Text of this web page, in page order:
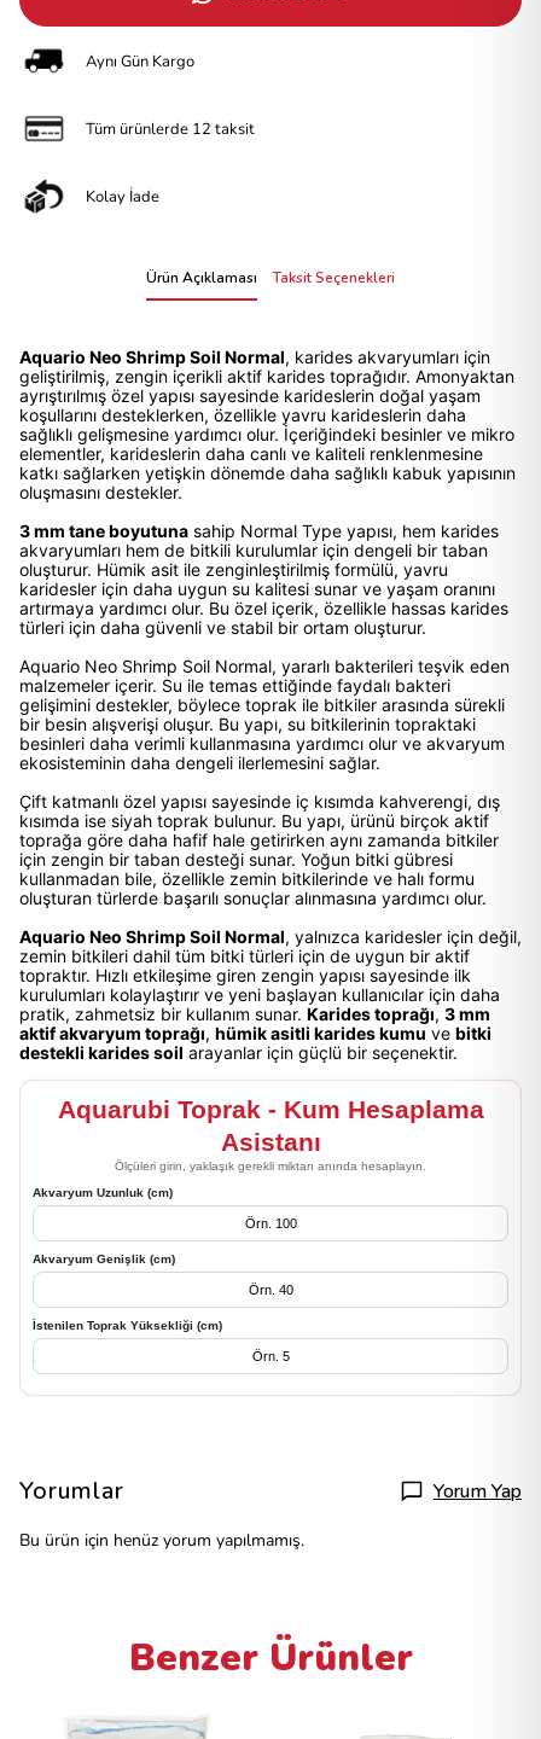
Aynı Gün Kargo
Tüm ürünlerde 12 taksit
Kolay İade
Ürün Açıklaması Taksit Seçenekleri
Aquario Neo Shrimp Soil Normal, karides akvaryumları için
geliştirilmiş, zengin içerikli aktif karides toprağıdır. Amonyaktan
ayrıştırılmış özel yapısı sayesinde karideslerin doğal yaşam
koşullarını desteklerken, özellikle yavru karideslerin daha
sağlıklı gelişmesine yardımcı olur. İçeriğindeki besinler ve mikro
elementler, karideslerin daha canlı ve kaliteli renklenmesine
katkı sağlarken yetişkin dönemde daha sağlıklı kabuk yapısının
oluşmasını destekler.
3 mm tane boyutuna sahip Normal Type yapısı, hem karides
akvaryumları hem de bitkili kurulumlar için dengeli bir taban
oluşturur. Hümik asit ile zenginleştirilmiş formülü, yavru
karidesler için daha uygun su kalitesi sunar ve yaşam oranını
artırmaya yardımcı olur. Bu özel içerik, özellikle hassas karides
türleri için daha güvenli ve stabil bir ortam oluşturur.
Aquario Neo Shrimp Soil Normal, yararlı bakterileri teşvik eden
malzemeler içerir. Su ile temas ettiğinde faydalı bakteri
gelişimini destekler, böylece toprak ile bitkiler arasında sürekli
bir besin alışverişi oluşur. Bu yapı, su bitkilerinin topraktaki
besinleri daha verimli kullanmasına yardımcı olur ve akvaryum
ekosisteminin daha dengeli ilerlemesini sağlar.
Çift katmanlı özel yapısı sayesinde iç kısımda kahverengi, dış
kısımda ise siyah toprak bulunur. Bu yapı, ürünü birçok aktif
toprağa göre daha hafif hale getirirken aynı zamanda bitkiler
için zengin bir taban desteği sunar. Yoğun bitki gübresi
kullanmadan bile, özellikle zemin bitkilerinde ve halı formu
oluşturan türlerde başarılı sonuçlar alınmasına yardımcı olur.
Aquario Neo Shrimp Soil Normal, yalnızca karidesler için değil,
zemin bitkileri dahil tüm bitki türleri için de uygun bir aktif
topraktır. Hızlı etkileşime giren zengin yapısı sayesinde ilk
kurulumları kolaylaştırır ve yeni başlayan kullanıcılar için daha
pratik, zahmetsiz bir kullanım sunar. Karides toprağı, 3 mm
aktif akvaryum toprağı, hümik asitli karides kumu ve bitki
destekli karides soil arayanlar için güçlü bir seçenektir.
Aquarubi Toprak - Kum Hesaplama
Asistanı
Ölçüleri girin, yaklaşık gerekli miktarı anında hesaplayın.
Akvaryum Uzunluk (cm)
Akvaryum Genişlik (cm)
İstenilen Toprak Yüksekliği (cm)
Yorumlar Yorum Yap
Bu ürün için henüz yorum yapılmamış.
Benzer Ürünler